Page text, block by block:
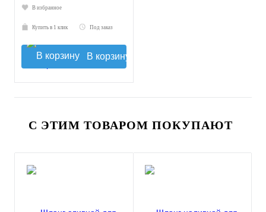
В избранное
Купить в 1 клик Под заказ
В корзину
С ЭТИМ ТОВАРОМ ПОКУПАЮТ